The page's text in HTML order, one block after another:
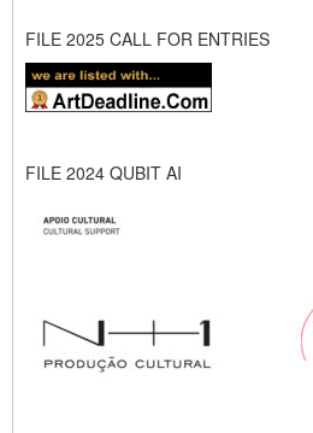
FILE 2025 CALL FOR ENTRIES
FILE 2024 QUBIT AI